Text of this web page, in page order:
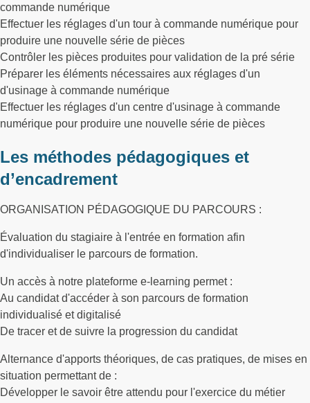
commande numérique
Effectuer les réglages d'un tour à commande numérique pour
produire une nouvelle série de pièces
Contrôler les pièces produites pour validation de la pré série
Préparer les éléments nécessaires aux réglages d'un
d'usinage à commande numérique
Effectuer les réglages d'un centre d'usinage à commande
numérique pour produire une nouvelle série de pièces
Les méthodes pédagogiques et
d’encadrement
ORGANISATION PÉDAGOGIQUE DU PARCOURS :
Évaluation du stagiaire à l'entrée en formation afin
d'individualiser le parcours de formation.
Un accès à notre plateforme e-learning permet :
Au candidat d'accéder à son parcours de formation
individualisé et digitalisé
De tracer et de suivre la progression du candidat
Alternance d'apports théoriques, de cas pratiques, de mises en
situation permettant de :
Développer le savoir être attendu pour l'exercice du métier